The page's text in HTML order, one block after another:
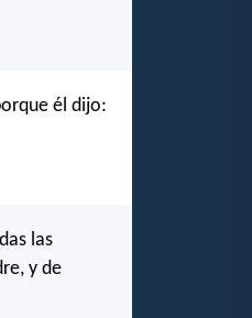
él dijo:
las
y de